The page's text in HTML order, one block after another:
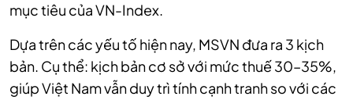
mục tiêu của VN-Index.
Dựa trên các yếu tố hiện nay, MSVN đưa ra 3 kịch
bản. Cụ thể: kịch bản cơ sở với mức thuế 30–35%,
giúp Việt Nam vẫn duy trì tính cạnh tranh so với các